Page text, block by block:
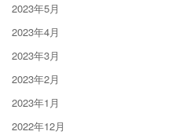
2023年5月
2023年4月
2023年3月
2023年2月
2023年1月
2022年12月